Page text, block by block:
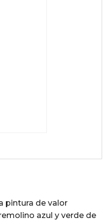
pintura de valor
azul y verde de